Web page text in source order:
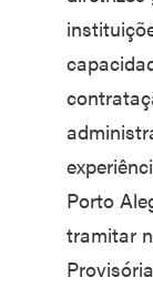
Porto
tramitar